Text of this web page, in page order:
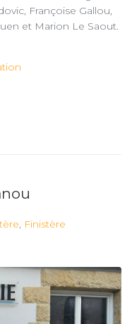
Françoise Gallou,
et Marion Le Saout.
, Finistère